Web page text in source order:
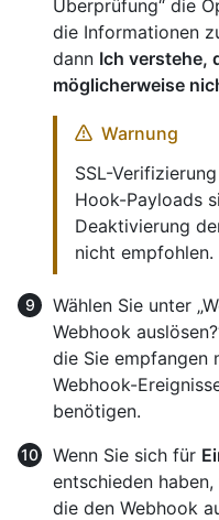
Überprüfung“ die
die Informationen
dann Ich verstehe,
möglicherweise
Warnung
SSL-
Hook-Payloads
Deaktivierung
nicht empfohlen.
Wählen Sie unter
Webhook
die Sie empfangen
Webhook-
benötigen.
Wenn Sie sich für
entschieden
die den Webhook